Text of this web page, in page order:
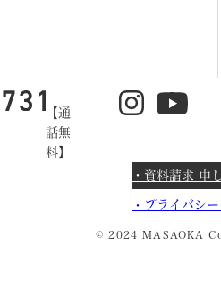
【通
話無
料】
・資料請求 申
・ プライバシ
© 2024 MASAOKA